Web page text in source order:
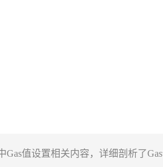
Gas值设置相关内容，详细剖析了